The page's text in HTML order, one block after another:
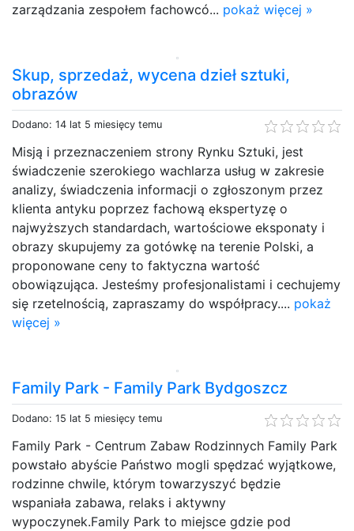
zarządzania zespołem fachowcó... pokaż więcej »
Skup, sprzedaż, wycena dzieł sztuki,
obrazów
Dodano: 14 lat 5 miesięcy temu
Misją i przeznaczeniem strony Rynku Sztuki, jest
świadczenie szerokiego wachlarza usług w zakresie
analizy, świadczenia informacji o zgłoszonym przez
klienta antyku poprzez fachową ekspertyzę o
najwyższych standardach, wartościowe eksponaty i
obrazy skupujemy za gotówkę na terenie Polski, a
proponowane ceny to faktyczna wartość
obowiązująca. Jesteśmy profesjonalistami i cechujemy
się rzetelnością, zapraszamy do współpracy.... pokaż
więcej »
Family Park - Family Park Bydgoszcz
Dodano: 15 lat 5 miesięcy temu
Family Park - Centrum Zabaw Rodzinnych Family Park
powstało abyście Państwo mogli spędzać wyjątkowe,
rodzinne chwile, którym towarzyszyć będzie
wspaniała zabawa, relaks i aktywny
wypoczynek.Family Park to miejsce gdzie pod